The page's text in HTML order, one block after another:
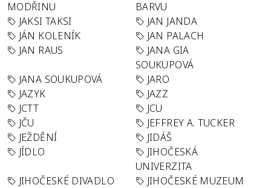
MODŘINU
BARVU
JAKSI TAKSI
JAN JANDA
JÁN KOLENÍK
JAN PALACH
JAN RAUS
JANA GIA
SOUKUPOVÁ
JANA SOUKUPOVÁ
JARO
JAZYK
JAZZ
JCTT
JCU
JČU
JEFFREY A. TUCKER
JEŽDĚNÍ
JIDÁŠ
JÍDLO
JIHOČESKÁ
UNIVERZITA
JIHOČESKÉ DIVADLO
JIHOČESKÉ MUZEUM